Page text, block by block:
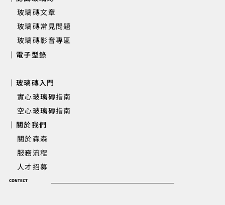
玻璃磚文章
玻璃磚常見問題
玻璃磚影音專區
｜電子型錄
｜玻璃磚入門
實心玻璃磚指南
空心玻璃磚指南
｜關於我們
關於森森
服務流程
人才招募
CONTECT